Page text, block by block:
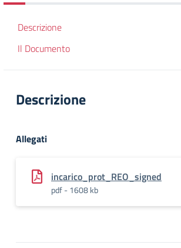
Descrizione
Il Documento
Descrizione
Allegati
incarico_prot_REO_signed
pdf - 1608 kb